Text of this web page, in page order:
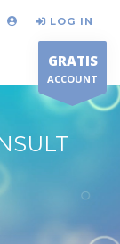
LOG IN
GRATIS
ACCOUNT